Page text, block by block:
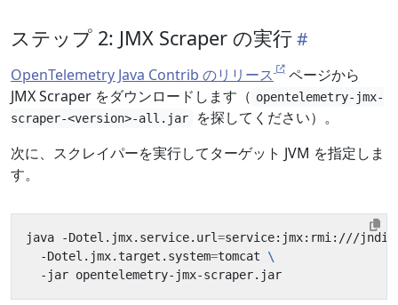
ステップ 2: JMX Scraper の実行
OpenTelemetry Java Contrib のリリース
ページから
JMX Scraper をダウンロードします（ opentelemetry-jmx-
scraper-<version>-all.jar
を探してください）。
次に、スクレイパーを実行してターゲット JVM を指定しま
す。
java -Dotel.jmx.service.url=service:jmx:rmi:///jndi/
  -Dotel.jmx.target.system
=tomcat